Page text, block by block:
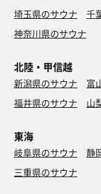
埼玉県のサウナ
千
神奈川県のサウナ
北陸・甲信越
新潟県のサウナ 富
福井県のサウナ
山
東海
岐阜県のサウナ 静
三重県のサウナ